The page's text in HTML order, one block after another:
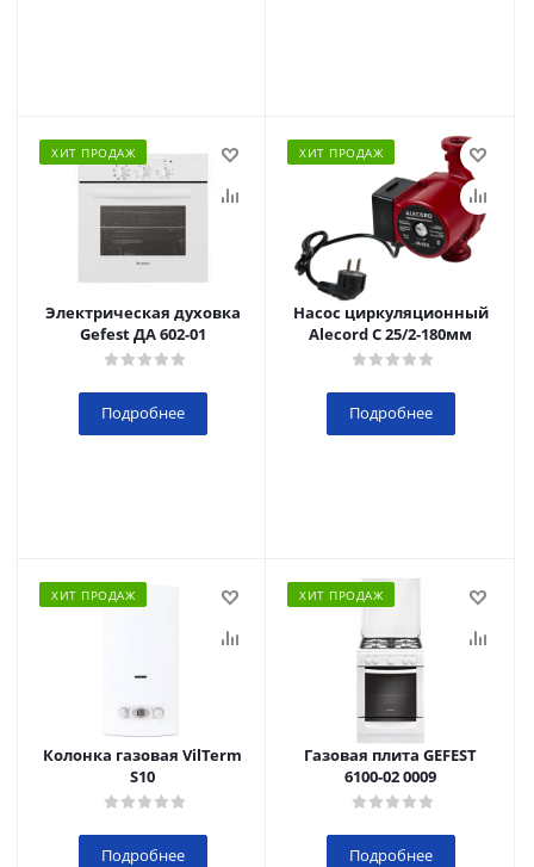
ХИТ ПРОДАЖ
Электрическая духовка
Gefest ДА 602-01
Подробнее
ХИТ ПРОДАЖ
Насос циркуляционный
Alecord C 25/2-180мм
Подробнее
ХИТ ПРОДАЖ
Колонка газовая VilTerm
S10
Подробнее
ХИТ ПРОДАЖ
Газовая плита GEFEST
6100-02 0009
Подробнее